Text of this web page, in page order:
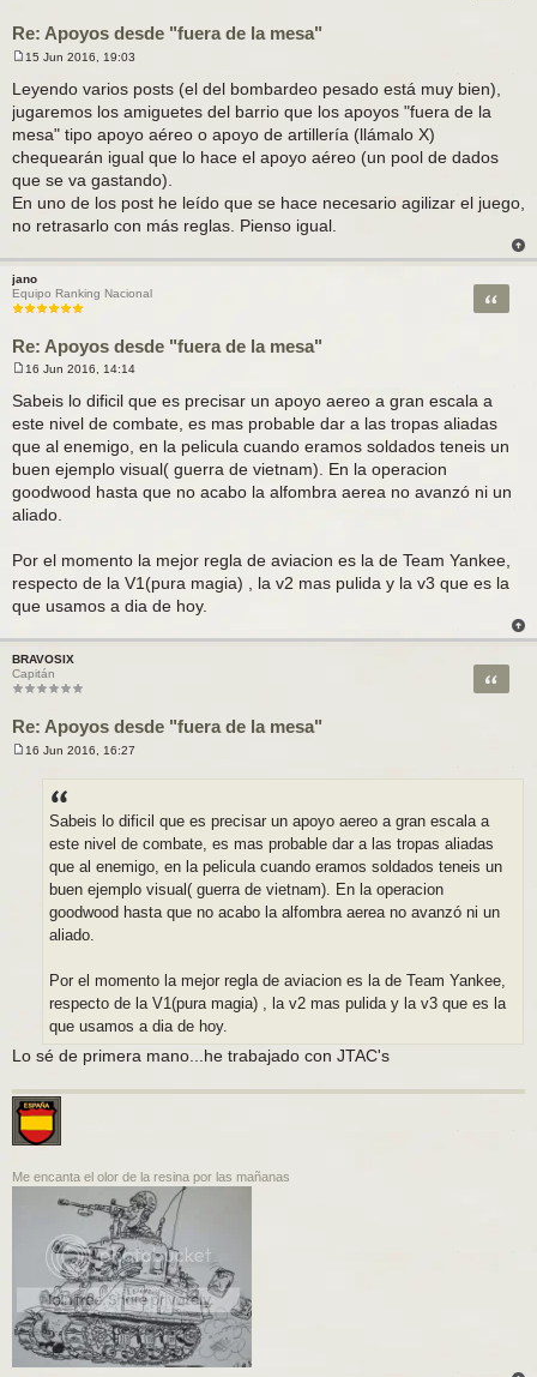
Re: Apoyos desde "fuera de la mesa"
n
s
a
j
e
15 Jun 2016, 19:03
Leyendo varios posts (el del bombardeo pesado está muy bien),
jugaremos los amiguetes del barrio que los apoyos "fuera de la
mesa" tipo apoyo aéreo o apoyo de artillería (llámalo X)
chequearán igual que lo hace el apoyo aéreo (un pool de dados
que se va gastando).
En uno de los post he leído que se hace necesario agilizar el juego,
no retrasarlo con más reglas. Pienso igual.
jano
Equipo Ranking Nacional
Re: Apoyos desde "fuera de la mesa"
Citar
n
s
j
e
16 Jun 2016, 14:14
Sabeis lo dificil que es precisar un apoyo aereo a gran escala a
este nivel de combate, es mas probable dar a las tropas aliadas
que al enemigo, en la pelicula cuando eramos soldados teneis un
buen ejemplo visual( guerra de vietnam). En la operacion
goodwood hasta que no acabo la alfombra aerea no avanzó ni un
aliado.
Por el momento la mejor regla de aviacion es la de Team Yankee,
respecto de la V1(pura magia) , la v2 mas pulida y la v3 que es la
que usamos a dia de hoy.
BRAVOSIX
Capitán
Re: Apoyos desde "fuera de la mesa"
Citar
16 Jun 2016, 16:27
Sabeis lo dificil que es precisar un apoyo aereo a gran escala a
este nivel de combate, es mas probable dar a las tropas aliadas
que al enemigo, en la pelicula cuando eramos soldados teneis un
buen ejemplo visual( guerra de vietnam). En la operacion
goodwood hasta que no acabo la alfombra aerea no avanzó ni un
aliado.
Por el momento la mejor regla de aviacion es la de Team Yankee,
respecto de la V1(pura magia) , la v2 mas pulida y la v3 que es la
que usamos a dia de hoy.
Lo sé de primera mano...he trabajado con JTAC's
Me encanta el olor de la resina por las mañanas